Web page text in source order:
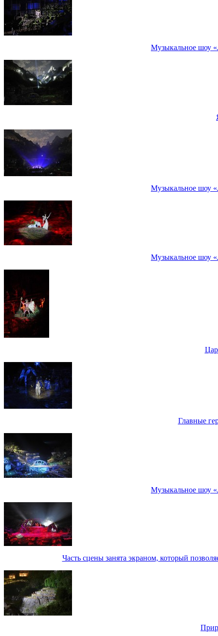
Музыкальное шоу
Музыкальное шоу
Музыкальное шоу
Главные
Музыкальное шоу
Часть сцены занята экраном, который